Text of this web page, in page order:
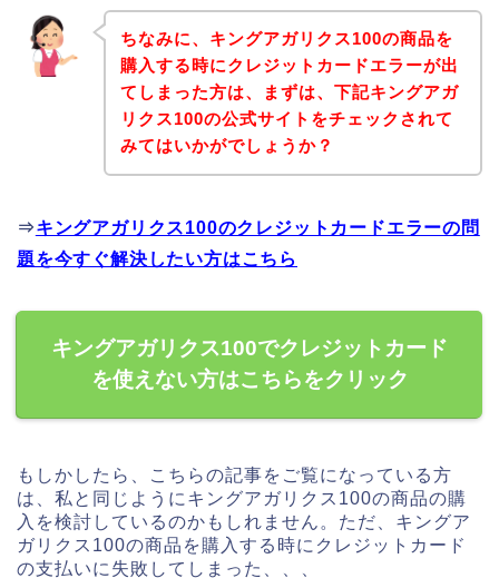
ちなみに、キングアガリクス100の商品を
購入する時にクレジットカードエラーが出
てしまった方は、まずは、下記キングアガ
リクス100の公式サイトをチェックされて
みてはいかがでしょうか？
⇒キングアガリクス100のクレジットカードエラーの問
題を今すぐ解決したい方はこちら
キングアガリクス100でクレジットカード
を使えない方はこちらをクリック
もしかしたら、こちらの記事をご覧になっている方
は、私と同じようにキングアガリクス100の商品の購
入を検討しているのかもしれません。ただ、キングア
ガリクス100の商品を購入する時にクレジットカード
の支払いに失敗してしまった、、、